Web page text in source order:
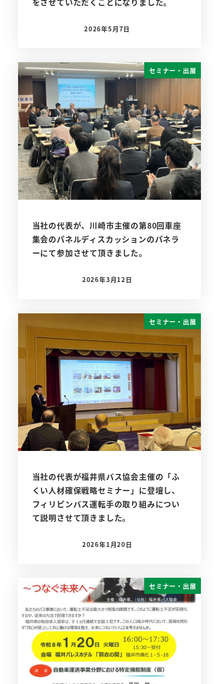
投稿日
2026年5月7日
セミナー・出展
当社の代表が、川崎市主催の第80回車座
集会のパネルディスカッションのパネラ
ーにて参加させて頂きました。
投稿日
2026年3月12日
セミナー・出展
当社の代表が福井県バス協会主催の「ふ
くい人材確保戦略セミナー」に登壇し、
フィリピンバス運転手の取り組みについ
て説明させて頂きました。
投稿日
2026年1月20日
セミナー・出展